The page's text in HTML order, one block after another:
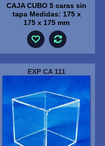
CAJA CUBO 5 caras sin
tapa Medidas: 175 x
175 x 175 mm
EXP CA 111